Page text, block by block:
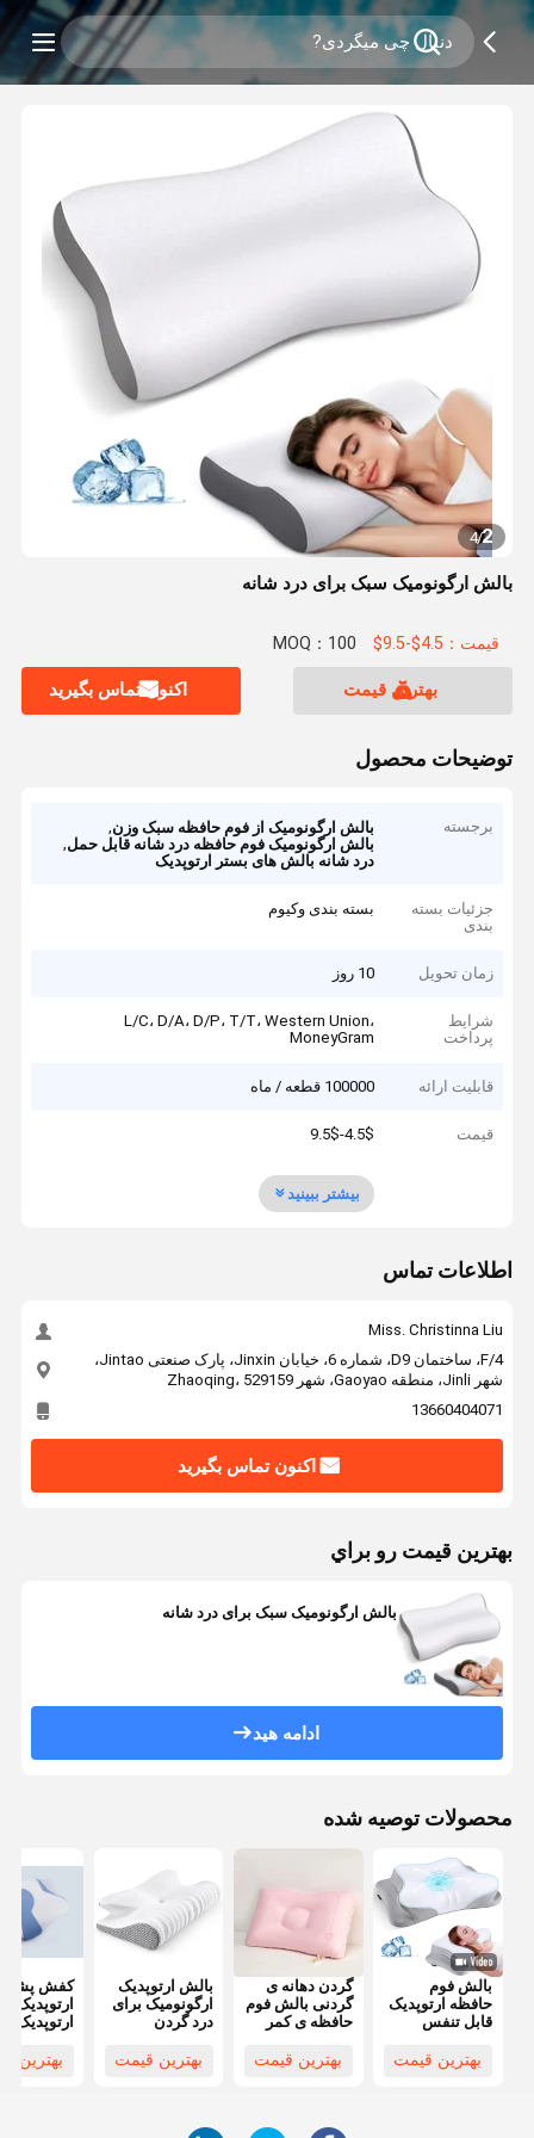
2
/
4
بالش ارگونومیک سبک برای درد شانه
قیمت：4.5$-9.5$ MOQ：100
بهترین قیمت اکنون تماس بگیرید
توضیحات محصول
برجسته بالش ارگونومیک از فوم حافظه سبک وزن,
بالش ارگونومیک فوم حافظه درد شانه قابل حمل,
درد شانه بالش های بستر ارتوپدیک
جزئیات بسته
بندی
بسته بندی وکیوم
زمان تحویل 10 روز
شرایط
پرداخت
L/C، D/A، D/P، T/T، Western Union،
MoneyGram
قابلیت ارائه 100000 قطعه / ماه
قیمت 4.5$-9.5$
بیشتر ببینید
اطلاعات تماس
Miss. Christinna Liu
4/F، ساختمان D9، شماره 6، خیابان Jinxin، پارک صنعتی Jintao،
شهر Jinli، منطقه Gaoyao، شهر Zhaoqing، 529159
13660404071
اکنون تماس بگیرید
بهترين قيمت رو براي
بالش ارگونومیک سبک برای درد شانه
ادامه هید
محصولات توصیه شده
بالش فوم
حافظه ارتوپدیک
قابل تنفس
ارتوپدیک خواب
عمیق
بهترین قیمت
گردن دهانه ی
گردنی بالش فوم
حافظه ی کمر
ارتوپدی
بهترین قیمت
بالش ارتوپدیک
ارگونومیک برای
درد گردن
بهترین قیمت
کفش
ارتوپدیک
ارتوپدیک
بهترین